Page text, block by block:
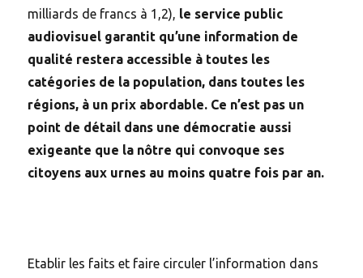
milliards de francs à 1,2), le service public
audiovisuel garantit qu’une information de
qualité restera accessible à toutes les
catégories de la population, dans toutes les
régions, à un prix abordable. Ce n’est pas un
point de détail dans une démocratie aussi
exigeante que la nôtre qui convoque ses
citoyens aux urnes au moins quatre fois par an.
Etablir les faits et faire circuler l’information dans